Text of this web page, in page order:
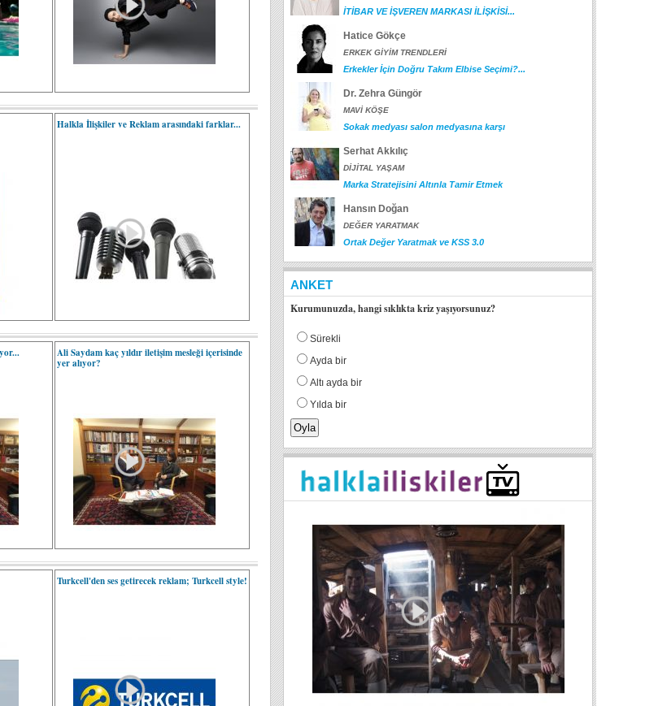
Halkla İlişkiler ve Reklam arasındaki farklar...
Ali Saydam kaç yıldır iletişim mesleği içerisinde
yer alıyor?
Turkcell'den ses getirecek reklam; Turkcell style!
İTİBAR VE İŞVEREN MARKASI İLİŞKİSİ...
Hatice Gökçe
ERKEK GİYİM TRENDLERİ
Erkekler İçin Doğru Takım Elbise Seçimi?...
Dr. Zehra Güngör
MAVİ KÖŞE
Sokak medyası salon medyasına karşı
Serhat Akkılıç
DİJİTAL YAŞAM
Marka Stratejisini Altınla Tamir Etmek
Hansın Doğan
DEĞER YARATMAK
Ortak Değer Yaratmak ve KSS 3.0
ANKET
Kurumunuzda, hangi sıklıkta kriz yaşıyorsunuz?
Sürekli
Ayda bir
Altı ayda bir
Yılda bir